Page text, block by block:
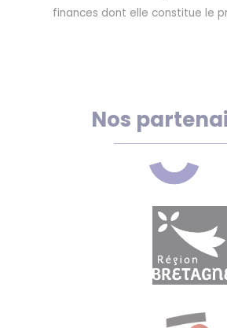
finances dont elle constitue le
Nos